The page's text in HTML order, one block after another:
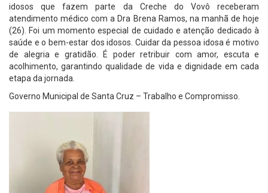
idosos que fazem parte da Creche do Vovô receberam
atendimento médico com a Dra Brena Ramos, na manhã de hoje
(26). Foi um momento especial de cuidado e atenção dedicado à
saúde e o bem-estar dos idosos. Cuidar da pessoa idosa é motivo
de alegria e gratidão. É poder retribuir com amor, escuta e
acolhimento, garantindo qualidade de vida e dignidade em cada
etapa da jornada.
Governo Municipal de Santa Cruz – Trabalho e Compromisso.